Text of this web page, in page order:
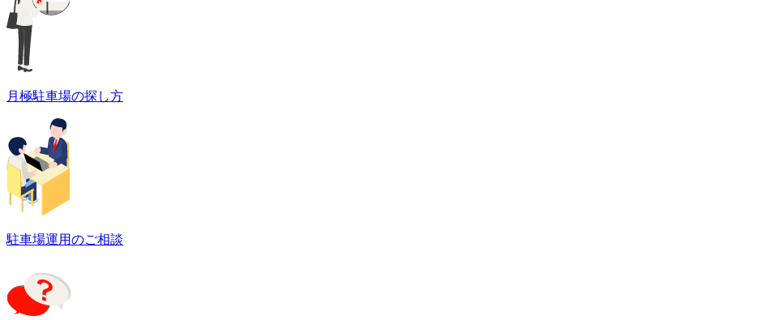
月極駐車場の探し方
駐車場運用のご相談